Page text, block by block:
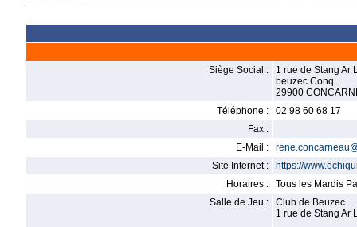
Siège Social :
1 rue de Stang Ar
beuzec Conq
29900
Téléphone :
02 98 60 68 17
Fax :
E-Mail :
Site Internet :
https://
Horaires :
Tous les Mardis
Salle de Jeu :
Club de Beuzec
1 rue de Stang Ar